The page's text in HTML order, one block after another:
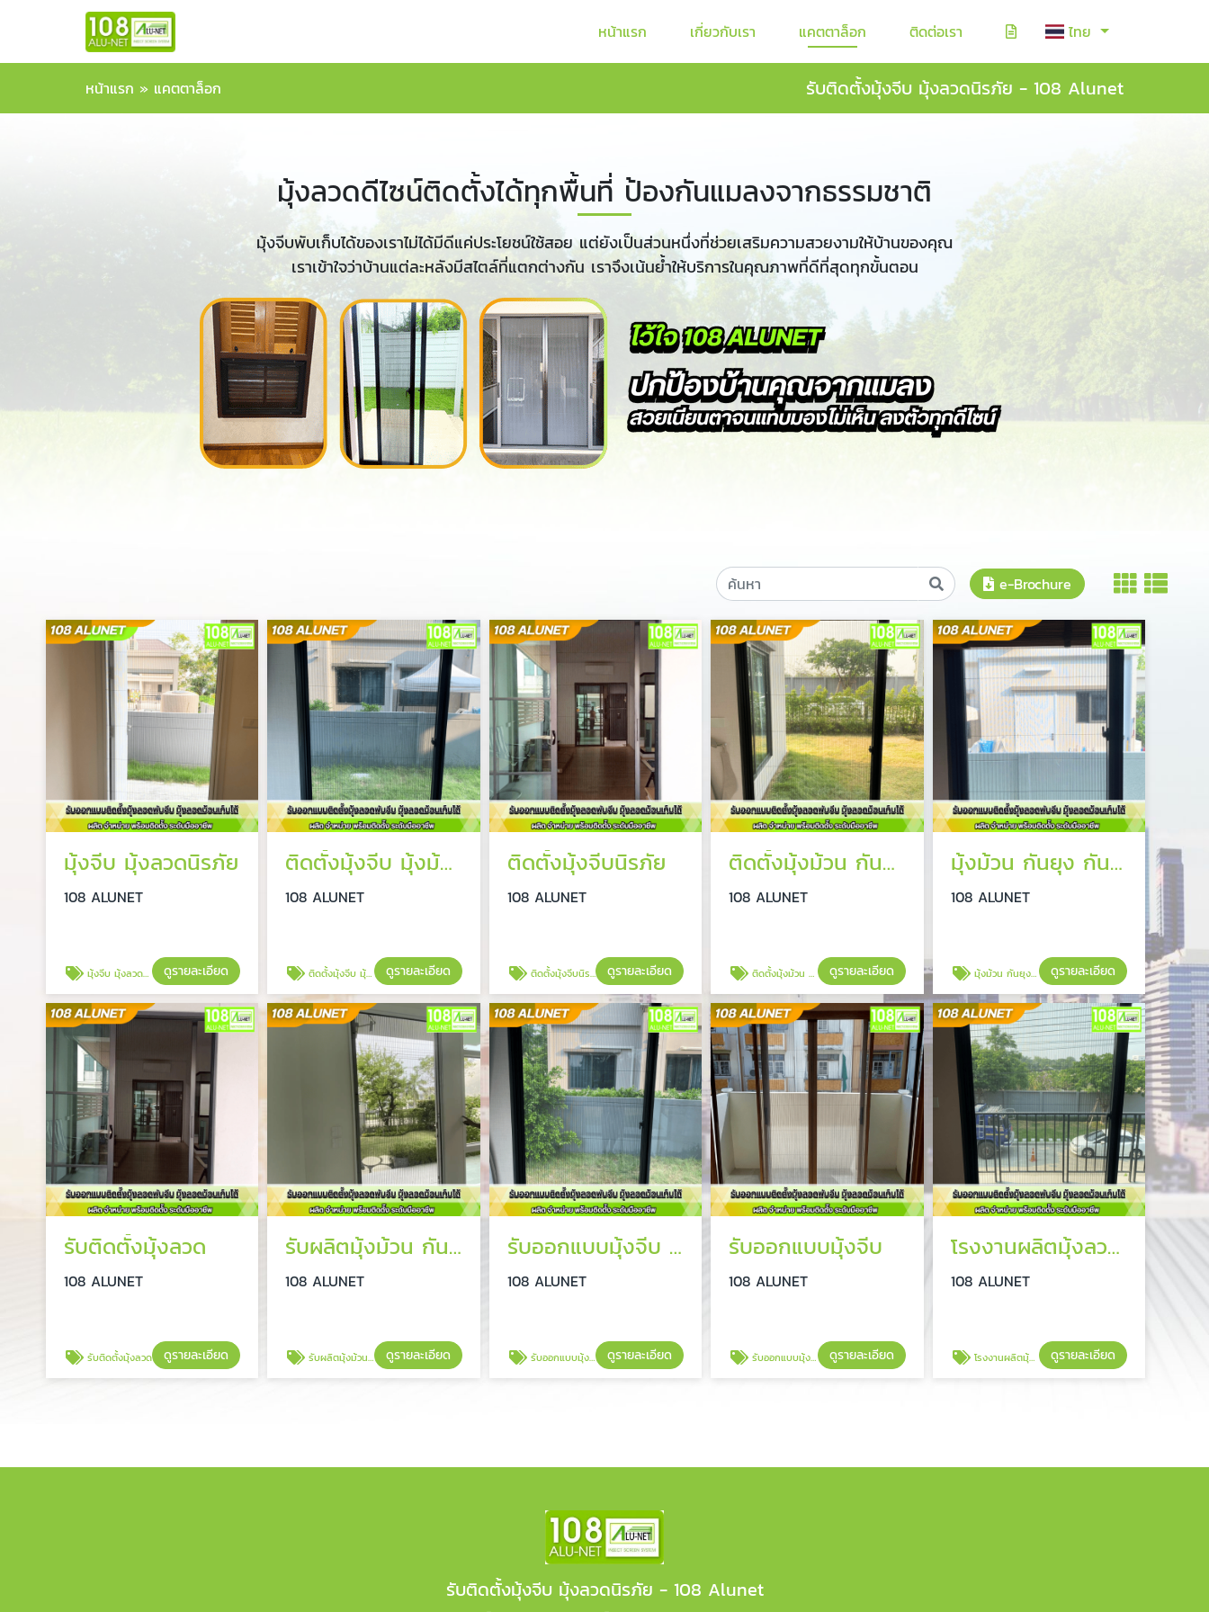
หน้าแรก เกี่ยวกับเรา แคตตาล็อก ติดต่อเรา ไทย
หน้าแรก » แคตตาล็อก รับติดตั้งมุ้งจีบ มุ้งลวดนิรภัย - 108 Alunet
มุ้งลวดดีไซน์ติดตั้งได้ทุกพื้นที่ ป้องกันแมลงจากธรรมชาติ
มุ้งจีบพับเก็บได้ของเราไม่ได้มีดีแค่ประโยชน์ใช้สอย แต่ยังเป็นส่วนหนึ่งที่ช่วยเสริมความสวยงามให้บ้านของคุณ
เราเข้าใจว่าบ้านแต่ละหลังมีสไตล์ที่แตกต่างกัน เราจึงเน้นย้ำให้บริการในคุณภาพที่ดีที่สุดทุกขั้นตอน
e-Brochure
มุ้งจีบ มุ้งลวดนิรภัย
108 ALUNET
มุ้งจีบ มุ้งลวดนิรภัย ดูรายละเอียด
ติดตั้งมุ้งจีบ มุ้งม้วน
108 ALUNET
ติดตั้งมุ้งจีบ มุ้งม้วน ดูรายละเอียด
ติดตั้งมุ้งจีบนิรภัย
108 ALUNET
ติดตั้งมุ้งจีบนิรภัย ดูรายละเอียด
ติดตั้งมุ้งม้วน กันยุง
108 ALUNET
ติดตั้งมุ้งม้วน กันยุง ดูรายละเอียด
มุ้งม้วน กันยุง กันแมลง
108 ALUNET
มุ้งม้วน กันยุง กันแมลง ดูรายละเอียด
รับติดตั้งมุ้งลวด
108 ALUNET
รับติดตั้งมุ้งลวด ดูรายละเอียด
รับผลิตมุ้งม้วน กันยุง
108 ALUNET
รับผลิตมุ้งม้วน กันยุง ดูรายละเอียด
รับออกแบบมุ้งจีบ พร้อมติดตั้ง
108 ALUNET
รับออกแบบมุ้งจีบ พร้อมติดตั้ง ดูรายละเอียด
รับออกแบบมุ้งจีบ
108 ALUNET
รับออกแบบมุ้งจีบ ดูรายละเอียด
โรงงานผลิตมุ้งลวด มุ้งจีบ
108 ALUNET
โรงงานผลิตมุ้งลวด มุ้งจีบ ดูรายละเอียด
รับติดตั้งมุ้งจีบ มุ้งลวดนิรภัย - 108 Alunet